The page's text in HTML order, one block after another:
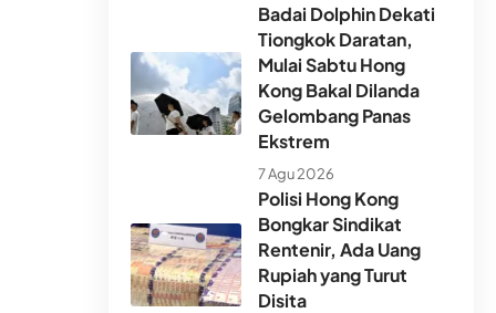
Badai Dolphin Dekati
Tiongkok Daratan,
Mulai Sabtu Hong
Kong Bakal Dilanda
Gelombang Panas
Ekstrem
7 Agu 2026
Polisi Hong Kong
Bongkar Sindikat
Rentenir, Ada Uang
Rupiah yang Turut
Disita